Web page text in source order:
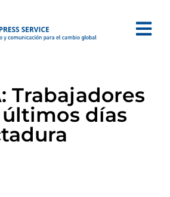
Trabajadores
días